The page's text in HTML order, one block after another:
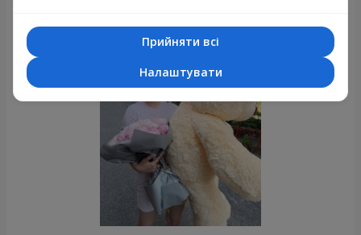
Прийняти всі
Налаштувати